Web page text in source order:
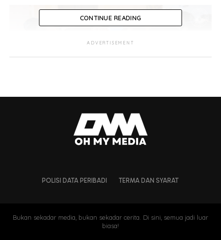
CONTINUE READING
ADVERTISEMENT
POLISI DATA PERIBADI TERMA DAN SYARAT
Bukan sekadar media, bukan sekadar cerita. Di sini, semua jadi luar
biasa!